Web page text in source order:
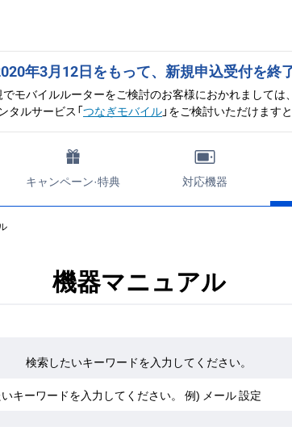
年3月12日をもって、 新規申込受付を終
でモバイルルーターをご検討のお客様におかれましては、
タルサービス「つなぎモバイル」をご検討いただけます
キャンペーン·特典 対応機器
機器マニュアル
検索したいキーワードを入力してください。